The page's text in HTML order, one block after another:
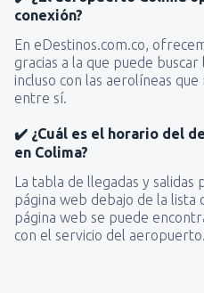
conexión?
En eDestinos.com.co,
gracias a la que puede
incluso con las aerolíneas
entre sí.
✔️ ¿Cuál es el horario del
en Colima?
La tabla de llegadas y
página web debajo de la lista
página web se puede
con el servicio del aeropuerto.